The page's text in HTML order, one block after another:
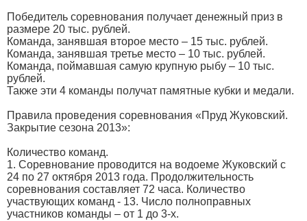
Победитель соревнования получает денежный приз в
размере 20 тыс. рублей.
Команда, занявшая второе место – 15 тыс. рублей.
Команда, занявшая третье место – 10 тыс. рублей.
Команда, поймавшая самую крупную рыбу – 10 тыс.
рублей.
Также эти 4 команды получат памятные кубки и медали.
Правила проведения соревнования «Пруд Жуковский.
Закрытие сезона 2013»:
Количество команд.
1. Соревнование проводится на водоеме Жуковский с
24 по 27 октября 2013 года. Продолжительность
соревнования составляет 72 часа. Количество
участвующих команд - 13. Число полноправных
участников команды – от 1 до 3-х.